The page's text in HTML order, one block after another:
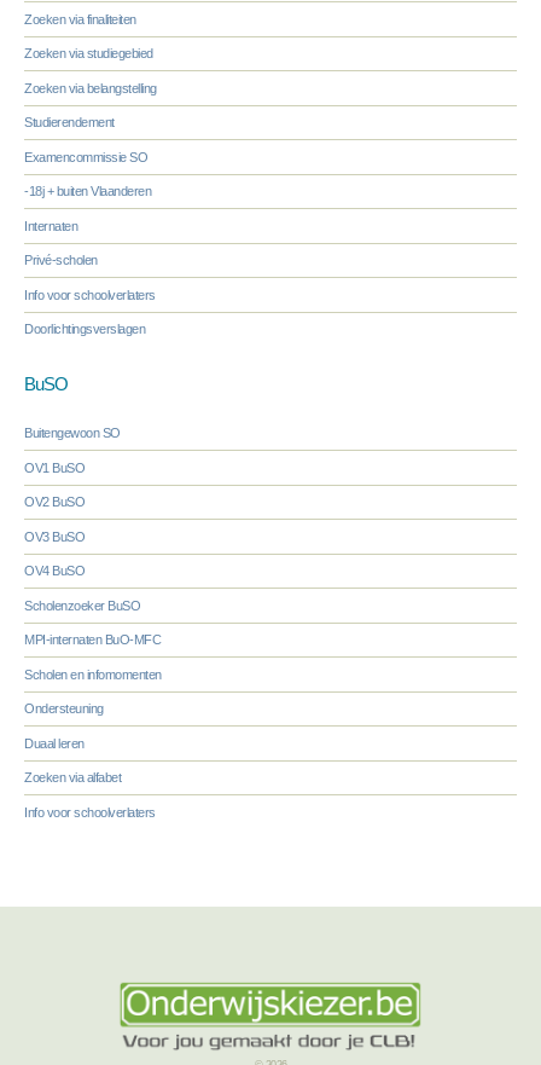
Zoeken via finaliteiten
Zoeken via studiegebied
Zoeken via belangstelling
Studierendement
Examencommissie SO
-18j + buiten Vlaanderen
Internaten
Privé-scholen
Info voor schoolverlaters
Doorlichtingsverslagen
BuSO
Buitengewoon SO
OV1 BuSO
OV2 BuSO
OV3 BuSO
OV4 BuSO
Scholenzoeker BuSO
MPI-internaten BuO-MFC
Scholen en infomomenten
Ondersteuning
Duaal leren
Zoeken via alfabet
Info voor schoolverlaters